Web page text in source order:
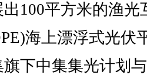
平方米的渔光
海上漂浮式光伏
下中集集光计划